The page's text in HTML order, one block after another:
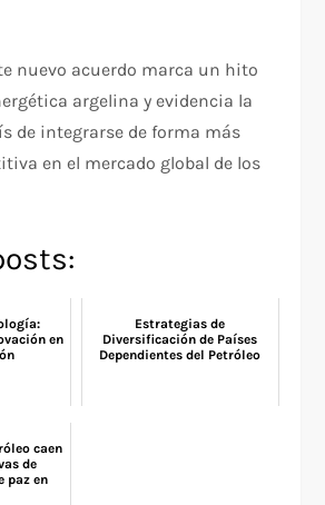
nuevo acuerdo marca un hito
argelina y evidencia la
de integrarse de forma más
en el mercado global de los
en
Estrategias de
Diversificación de Países
Dependientes del Petróleo
caen
de
paz en